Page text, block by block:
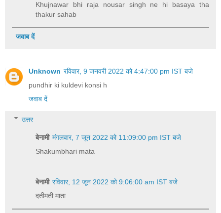
Khujnawar bhi raja nousar singh ne hi basaya tha
thakur sahab
जवाब दें
Unknown रविवार, 9 जनवरी 2022 को 4:47:00 pm IST बजे
pundhir ki kuldevi konsi h
जवाब दें
उत्तर
बेनामी मंगलवार, 7 जून 2022 को 11:09:00 pm IST बजे
Shakumbhari mata
बेनामी रविवार, 12 जून 2022 को 9:06:00 am IST बजे
दतीमती माता